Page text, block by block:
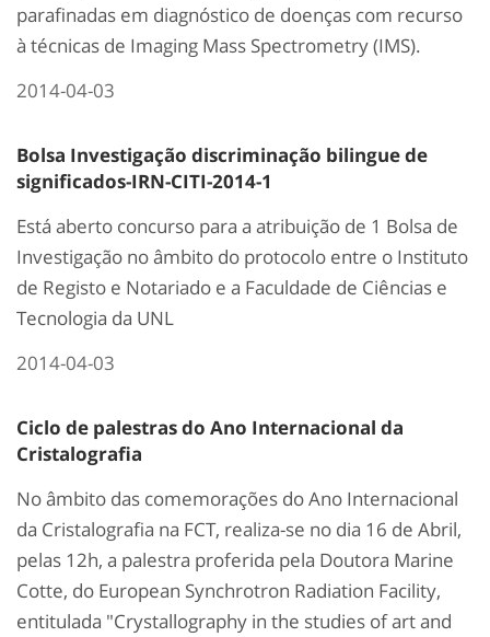
parafinadas em diagnóstico de doenças com recurso
à técnicas de Imaging Mass Spectrometry (IMS).
2014-04-03
Bolsa Investigação discriminação bilingue de
significados-IRN-CITI-2014-1
Está aberto concurso para a atribuição de 1 Bolsa de
Investigação no âmbito do protocolo entre o Instituto
de Registo e Notariado e a Faculdade de Ciências e
Tecnologia da UNL
2014-04-03
Ciclo de palestras do Ano Internacional da
Cristalografia
No âmbito das comemorações do Ano Internacional
da Cristalografia na FCT, realiza-se no dia 16 de Abril,
pelas 12h, a palestra proferida pela Doutora Marine
Cotte, do European Synchrotron Radiation Facility,
entitulada "Crystallography in the studies of art and